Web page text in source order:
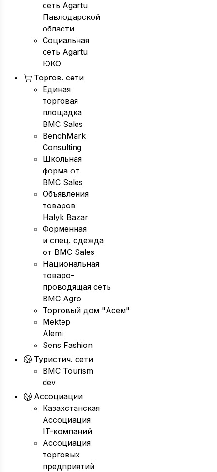
сеть Agartu
Павлодарской
области
Социальная
сеть Agartu
ЮКО
Торгов. сети
Единая
торговая
площадка
BMC Sales
BenchMark
Consulting
Школьная
форма от
BMC Sales
Объявления
товаров
Halyk Bazar
Форменная
и спец. одежда
от BMC Sales
Национальная
товаро-
проводящая сеть
BMC Agro
Торговый дом "Асем"
Mektep
Alemi
Sens Fashion
Туристич. сети
BMC Tourism
dev
Ассоциации
Казахстанская
Ассоциация
IT-компаний
Ассоциация
торговых
предприятий